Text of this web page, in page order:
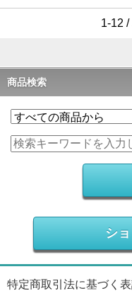
1-12 /
商品検索
シ
特定商取引法に基づく表